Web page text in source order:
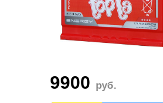
9900 руб.